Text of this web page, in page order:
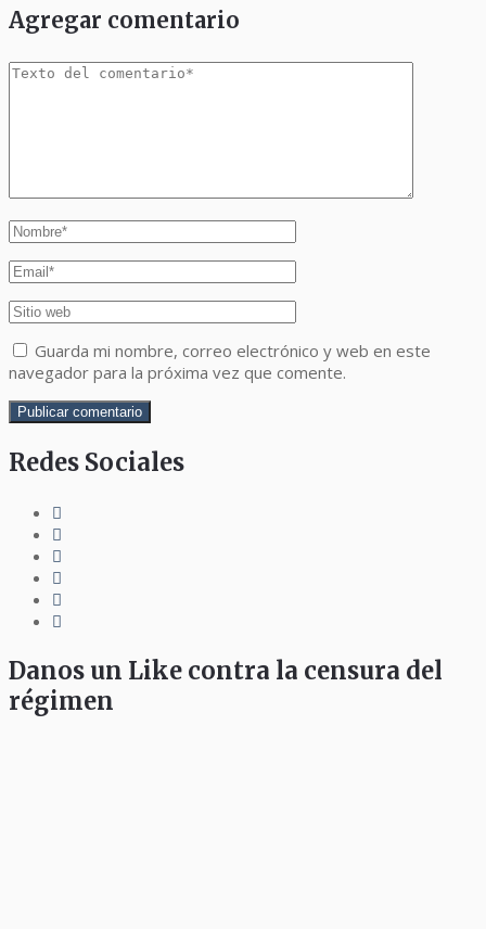
Agregar comentario
Guarda mi nombre, correo electrónico y web en este
navegador para la próxima vez que comente.
Redes Sociales
Danos un Like contra la censura del
régimen